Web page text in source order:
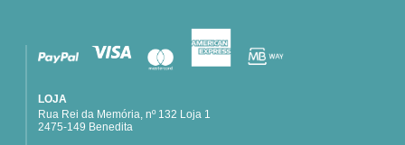
LOJA
Rua Rei da Memória, nº 132 Loja 1
2475-149 Benedita